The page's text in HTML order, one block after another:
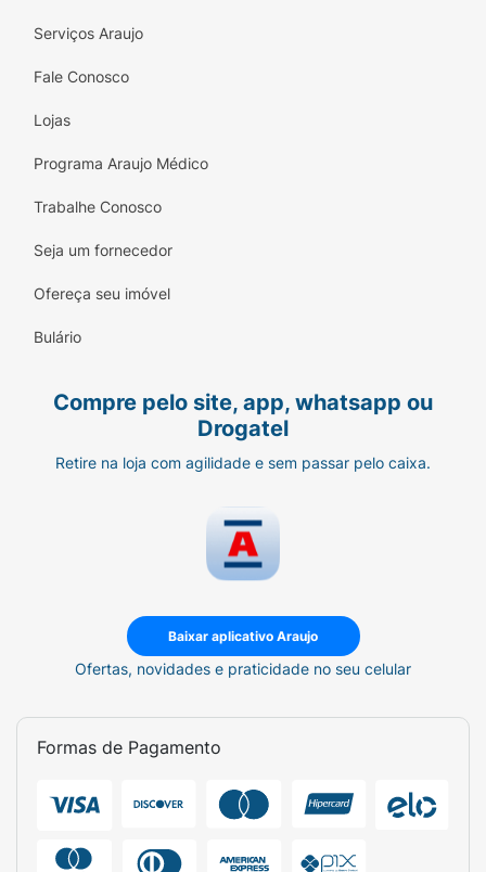
Serviços Araujo
Fale Conosco
Lojas
Programa Araujo Médico
Trabalhe Conosco
Seja um fornecedor
Ofereça seu imóvel
Bulário
Compre pelo site, app, whatsapp ou
Drogatel
Retire na loja com agilidade e sem passar pelo caixa.
Baixar aplicativo Araujo
Ofertas, novidades e praticidade no seu celular
Formas de Pagamento